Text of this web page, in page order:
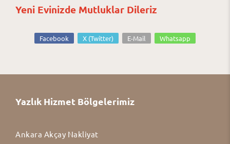
Yeni Evinizde Mutluklar Dileriz
Facebook X (Twitter) E-Mail Whatsapp
Yazlık Hizmet Bölgelerimiz
Ankara Akçay Nakliyat